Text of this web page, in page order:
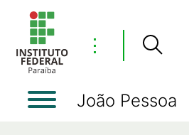
⋮
João Pessoa